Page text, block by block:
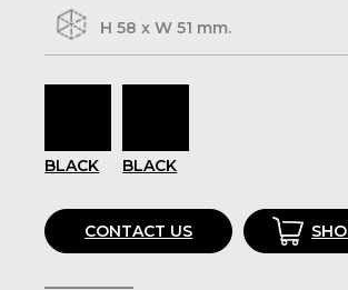
H 58 x W 51 mm.
BLACK BLACK
CONTACT US